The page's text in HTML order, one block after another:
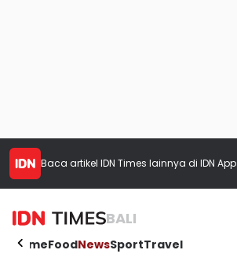
Baca artikel IDN Times lainnya di IDN App
BALI
HomeFoodNewsSportTravel